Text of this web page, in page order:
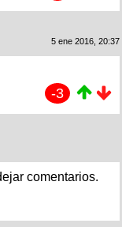
5 ene 2016, 20:37
-3
comentarios.